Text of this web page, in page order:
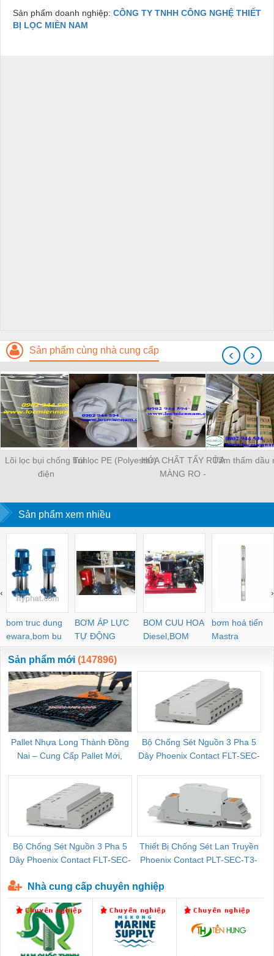
Sản phẩm doanh nghiệp: CÔNG TY TNHH CÔNG NGHỆ THIẾT
BỊ LỌC MIỀN NAM
Sản phẩm cùng nhà cung cấp
Lõi lọc bụi chống tĩnh
điện
Túi lọc PE (Polyester)HÓA CHẤT TẨY RỬA
MÀNG RO -
Tấm thấm dầu
‹ ›
Sản phẩm xem nhiều
bom truc dung
ewara,bom bu
ewara
BƠM ÁP LỰC
TỰ ĐỘNG
BOM CUU HOA
Diesel,BOM
CHUA CHAY
bơm hoả tiển
Mastra
‹ ›
Sản phẩm mới (147896)
Pallet Nhựa Long Thành Đồng
Nai – Cung Cấp Pallet Mới,
Bộ Chống Sét Nguồn 3 Pha 5
Dây Phoenix Contact FLT-SEC-
Bộ Chống Sét Nguồn 3 Pha 5
Dây Phoenix Contact FLT-SEC-
Thiết Bị Chống Sét Lan Truyền
Phoenix Contact PLT-SEC-T3-
Nhà cung cấp chuyên nghiệp